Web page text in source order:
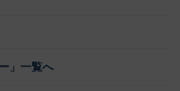
」一覧へ